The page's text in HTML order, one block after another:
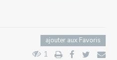
ajouter aux Favoris
1